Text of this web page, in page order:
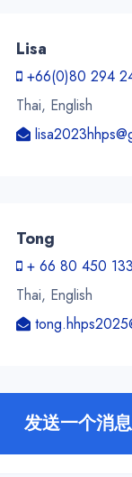
Lisa
+66(0)80 294
Thai, English
Tong
+ 66 80 450
Thai, English
发送一个消息